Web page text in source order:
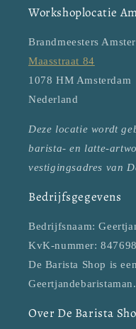
Workshoplocatie
Brandmeesters
Maasstraat 84
1078 HM Amsterdam
Nederland
Deze locatie wordt
barista- en latte-
vestigingsadres van
Bedrijfsgegevens
Bedrijfsnaam:
KvK-nummer:
De Barista Shop is
Geertjandebaristaman.
Over De Barista